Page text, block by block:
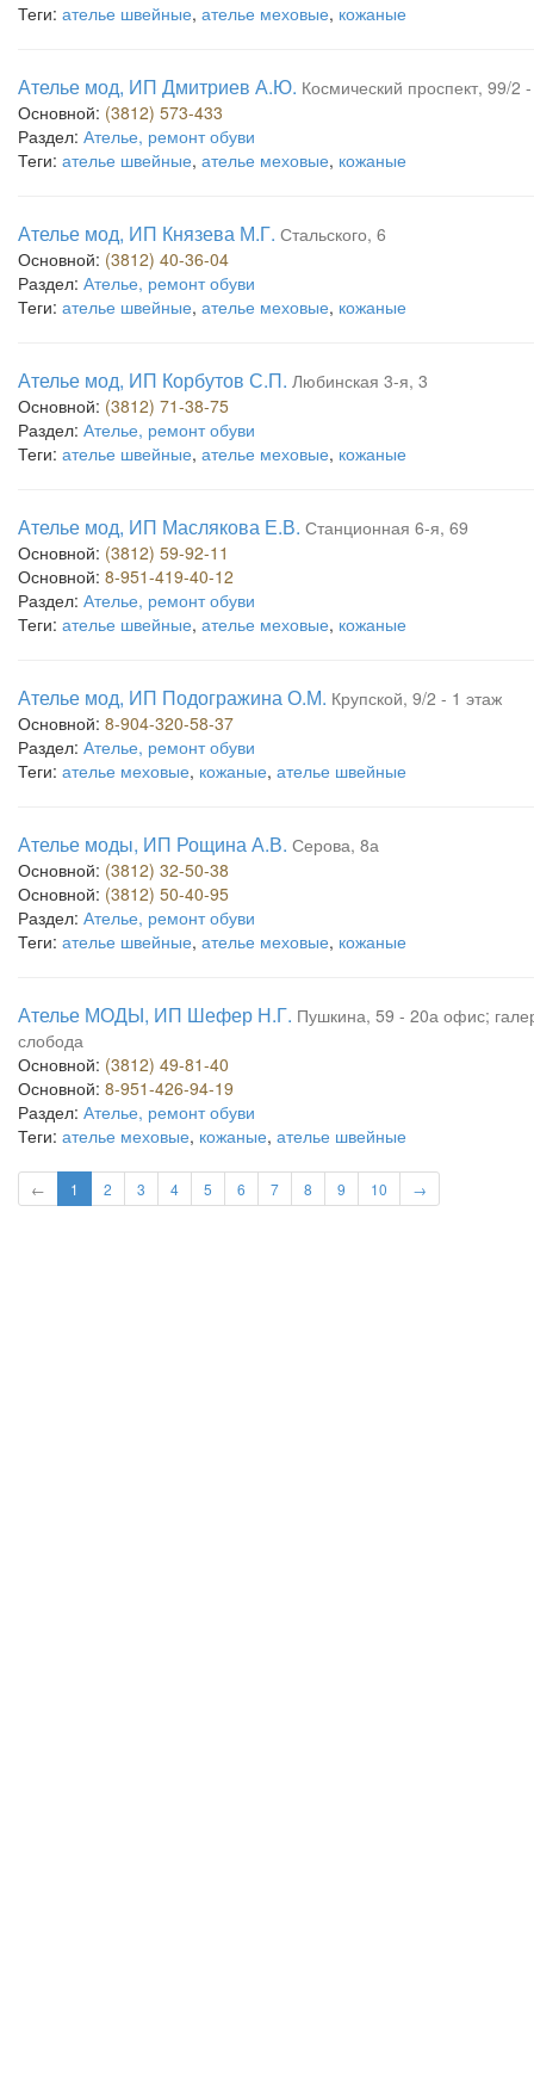
Теги: ателье швейные, ателье меховые, кожаные
Ателье мод, ИП Дмитриев А.Ю. Космический проспект, 99/2
Основной: (3812) 573-433
Раздел: Ателье, ремонт обуви
Теги: ателье швейные, ателье меховые, кожаные
Ателье мод, ИП Князева М.Г. Стальского, 6
Основной: (3812) 40-36-04
Раздел: Ателье, ремонт обуви
Теги: ателье швейные, ателье меховые, кожаные
Ателье мод, ИП Корбутов С.П. Любинская 3-я, 3
Основной: (3812) 71-38-75
Раздел: Ателье, ремонт обуви
Теги: ателье швейные, ателье меховые, кожаные
Ателье мод, ИП Маслякова Е.В. Станционная 6-я, 69
Основной: (3812) 59-92-11
Основной: 8-951-419-40-12
Раздел: Ателье, ремонт обуви
Теги: ателье швейные, ателье меховые, кожаные
Ателье мод, ИП Подогражина О.М. Крупской, 9/2 - 1 этаж
Основной: 8-904-320-58-37
Раздел: Ателье, ремонт обуви
Теги: ателье меховые, кожаные, ателье швейные
Ателье моды, ИП Рощина А.В. Серова, 8а
Основной: (3812) 32-50-38
Основной: (3812) 50-40-95
Раздел: Ателье, ремонт обуви
Теги: ателье швейные, ателье меховые, кожаные
Ателье МОДЫ, ИП Шефер Н.Г. Пушкина, 59 - 20а офис;
слобода
Основной: (3812) 49-81-40
Основной: 8-951-426-94-19
Раздел: Ателье, ремонт обуви
Теги: ателье меховые, кожаные, ателье швейные
← 1 2 3 4 5 6 7 8 9 10 →